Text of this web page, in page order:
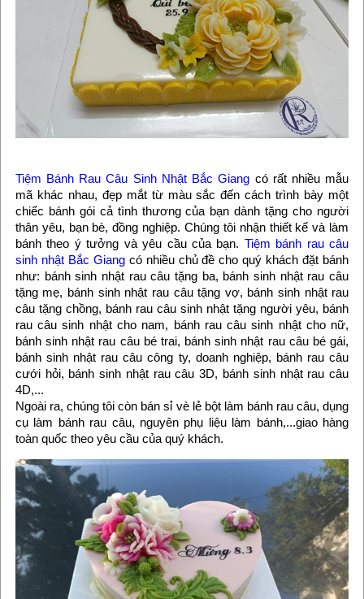
Tiệm Bánh Rau Câu Sinh Nhật Bắc Giang có rất nhiều mẫu
mã khác nhau, đẹp mắt từ màu sắc đến cách trình bày một
chiếc bánh gói cả tình thương của bạn dành tặng cho người
thân yêu, bạn bè, đồng nghiệp. Chúng tôi nhận thiết kế và làm
bánh theo ý tưởng và yêu cầu của bạn. Tiệm bánh rau câu
sinh nhật Bắc Giangcó nhiều chủ đề cho quý khách đặt bánh
như: bánh sinh nhật rau câu tặng ba, bánh sinh nhật rau câu
tặng mẹ, bánh sinh nhật rau câu tặng vợ, bánh sinh nhật rau
câu tặng chồng, bánh rau câu sinh nhật tặng người yêu, bánh
rau câu sinh nhật cho nam, bánh rau câu sinh nhật cho nữ,
bánh sinh nhật rau câu bé trai, bánh sinh nhật rau câu bé gái,
bánh sinh nhật rau câu công ty, doanh nghiệp, bánh rau câu
cưới hỏi, bánh sinh nhật rau câu 3D, bánh sinh nhật rau câu
4D,...
Ngoài ra, chúng tôi còn bán sỉ vè lẻ bột làm bánh rau câu, dụng
cụ làm bánh rau câu, nguyên phụ liệu làm bánh,...giao hàng
toàn quốc theo yêu cầu của quý khách.